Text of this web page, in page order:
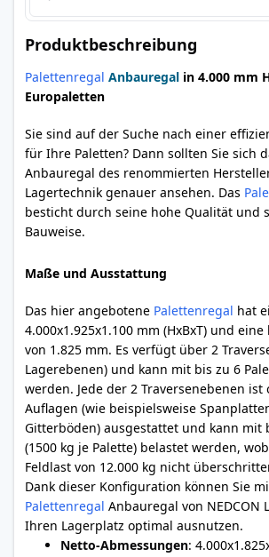
Produktbeschreibung
Palettenregal Anbauregal in 4.000 mm
Europaletten
Sie sind auf der Suche nach einer
für Ihre Paletten? Dann sollten Sie sich
Anbauregal des renommierten
Lagertechnik genauer ansehen. Das
besticht durch seine hohe Qualität und
Bauweise.
Maße und Ausstattung
Das hier angebotene Palettenregal hat
4.000x1.925x1.100 mm (HxBxT) und
von 1.825 mm. Es verfügt über 2
Lagerebenen) und kann mit bis zu 6
werden. Jede der 2 Traversenebenen ist
Auflagen (wie beispielsweise
Gitterböden) ausgestattet und kann mit
(1500 kg je Palette) belastet werden,
Feldlast von 12.000 kg nicht
Dank dieser Konfiguration können Sie
Palettenregal Anbauregal von NEDCON
Ihren Lagerplatz optimal ausnutzen.
Netto-Abmessungen: